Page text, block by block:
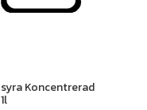
Koncentrerad